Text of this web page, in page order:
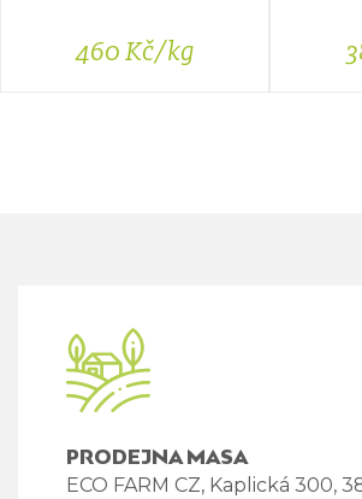
460 Kč/kg
PRODEJNA MASA
ECO FARM CZ, Kaplická 300,